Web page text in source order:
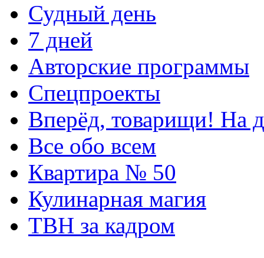
Судный день
7 дней
Авторские программы
Спецпроекты
Вперёд, товарищи! На
Все обо всем
Квартира № 50
Кулинарная магия
ТВН за кадром